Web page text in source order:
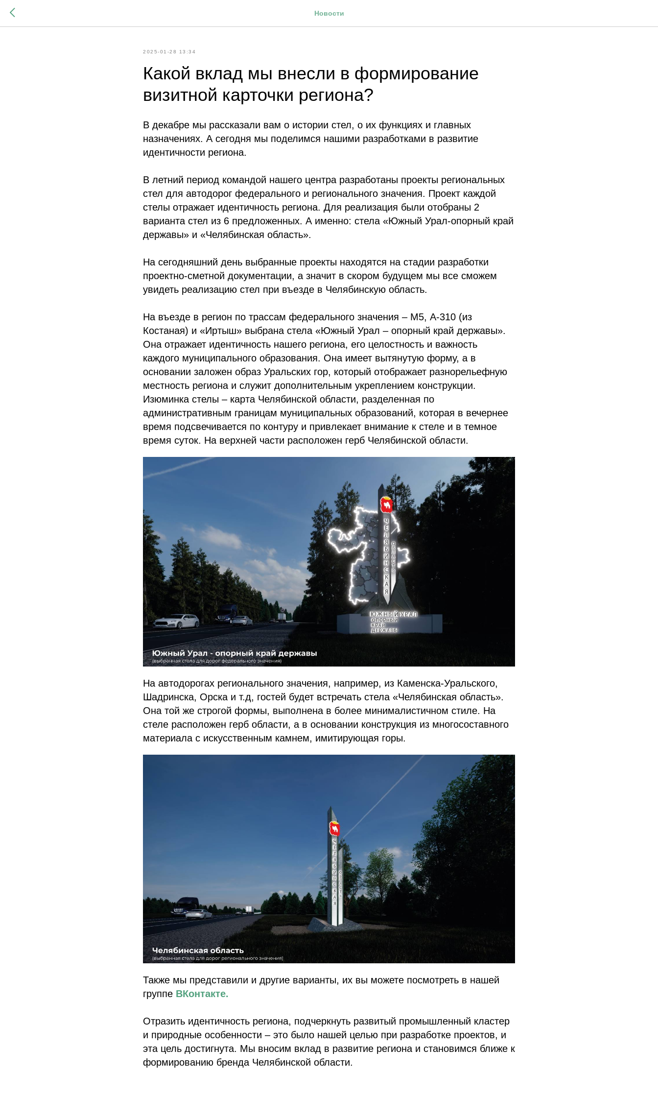
Новости
2025-01-28 13:34
Какой вклад мы внесли в формирование
визитной карточки региона?
В декабре мы рассказали вам о истории стел, о их функциях и главных
назначениях. А сегодня мы поделимся нашими разработками в развитие
идентичности региона.
В летний период командой нашего центра разработаны проекты региональных
стел для автодорог федерального и регионального значения. Проект каждой
стелы отражает идентичность региона. Для реализация были отобраны 2
варианта стел из 6 предложенных. А именно: стела «Южный Урал-опорный край
державы» и «Челябинская область».
На сегодняшний день выбранные проекты находятся на стадии разработки
проектно-сметной документации, а значит в скором будущем мы все сможем
увидеть реализацию стел при въезде в Челябинскую область.
На въезде в регион по трассам федерального значения – М5, А-310 (из
Костаная) и «Иртыш» выбрана стела «Южный Урал – опорный край державы».
Она отражает идентичность нашего региона, его целостность и важность
каждого муниципального образования. Она имеет вытянутую форму, а в
основании заложен образ Уральских гор, который отображает разнорельефную
местность региона и служит дополнительным укреплением конструкции.
Изюминка стелы – карта Челябинской области, разделенная по
административным границам муниципальных образований, которая в вечернее
время подсвечивается по контуру и привлекает внимание к стеле и в темное
время суток. На верхней части расположен герб Челябинской области.
На автодорогах регионального значения, например, из Каменска-Уральского,
Шадринска, Орска и т.д, гостей будет встречать стела «Челябинская область».
Она той же строгой формы, выполнена в более минималистичном стиле. На
стеле расположен герб области, а в основании конструкция из многосоставного
материала с искусственным камнем, имитирующая горы.
Также мы представили и другие варианты, их вы можете посмотреть в нашей
группе ВКонтакте.
Отразить идентичность региона, подчеркнуть развитый промышленный кластер
и природные особенности – это было нашей целью при разработке проектов, и
эта цель достигнута. Мы вносим вклад в развитие региона и становимся ближе к
формированию бренда Челябинской области.